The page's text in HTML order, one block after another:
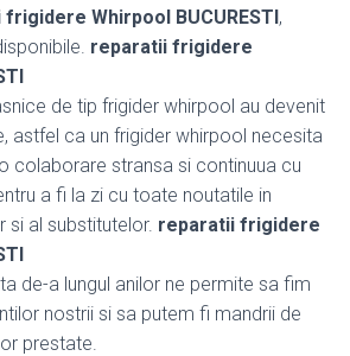
Whirpool BUCURESTI,
reparatii frigidere
de tip frigider whirpool au devenit
astfel ca un frigider whirpool necesita
colaborare stransa si continuua cu
a fi la zi cu toate noutatile in
si al substitutelor. reparatii frigidere
de-a lungul anilor ne permite sa fim
nostrii si sa putem fi mandrii de
prestate.